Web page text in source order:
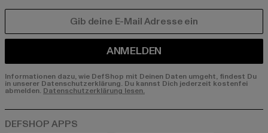
ANMELDEN
Informationen dazu, wie DefShop mit Deinen Daten umgeht, findest Du
in unserer Datenschutzerklärung. Du kannst Dich jederzeit kostenfei
abmelden. Datenschutzerklärung lesen.